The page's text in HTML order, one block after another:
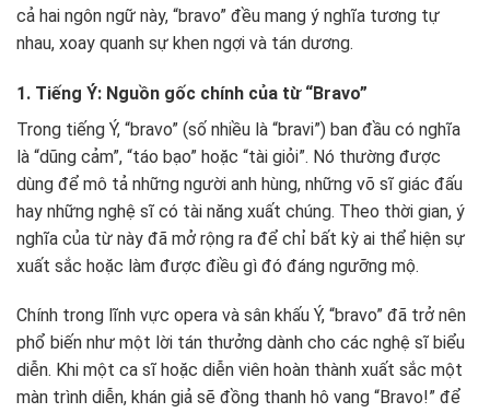
cả hai ngôn ngữ này, “bravo” đều mang ý nghĩa tương tự
nhau, xoay quanh sự khen ngợi và tán dương.
1. Tiếng Ý: Nguồn gốc chính của từ “Bravo”
Trong tiếng Ý, “bravo” (số nhiều là “bravi”) ban đầu có nghĩa
là “dũng cảm”, “táo bạo” hoặc “tài giỏi”. Nó thường được
dùng để mô tả những người anh hùng, những võ sĩ giác đấu
hay những nghệ sĩ có tài năng xuất chúng. Theo thời gian, ý
nghĩa của từ này đã mở rộng ra để chỉ bất kỳ ai thể hiện sự
xuất sắc hoặc làm được điều gì đó đáng ngưỡng mộ.
Chính trong lĩnh vực opera và sân khấu Ý, “bravo” đã trở nên
phổ biến như một lời tán thưởng dành cho các nghệ sĩ biểu
diễn. Khi một ca sĩ hoặc diễn viên hoàn thành xuất sắc một
màn trình diễn, khán giả sẽ đồng thanh hô vang “Bravo!” để